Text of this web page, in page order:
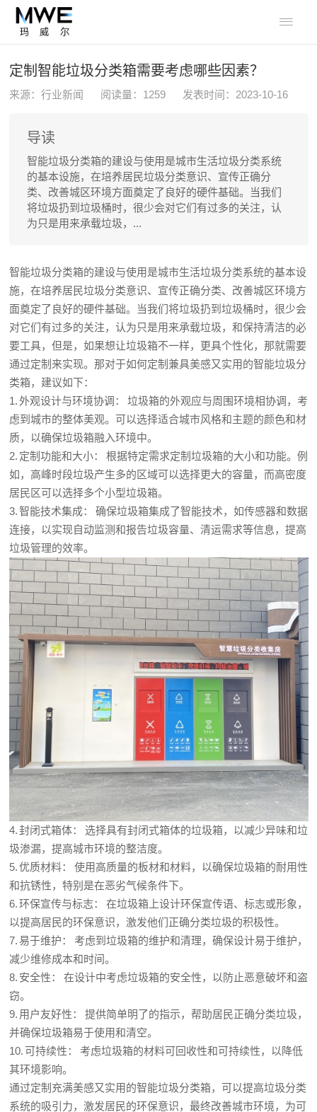

定制智能垃圾分类箱需要考虑哪些因素？
来源：行业新闻 阅读量： 1259 发表时间：2023-10-16
导读
智能垃圾分类箱的建设与使用是城市生活垃圾分类系统
的基本设施，在培养居民垃圾分类意识、宣传正确分
类、改善城区环境方面奠定了良好的硬件基础。当我们
将垃圾扔到垃圾桶时，很少会对它们有过多的关注，认
为只是用来承载垃圾，...
智能垃圾分类箱的建设与使用是城市生活垃圾分类系统的基本设
施，在培养居民垃圾分类意识、宣传正确分类、改善城区环境方
面奠定了良好的硬件基础。当我们将垃圾扔到垃圾桶时，很少会
对它们有过多的关注，认为只是用来承载垃圾，和保持清洁的必
要工具，但是，如果想让垃圾箱不一样，更具个性化，那就需要
通过定制来实现。那对于如何定制兼具美感又实用的智能垃圾分
类箱，建议如下：
1. 外观设计与环境协调： 垃圾箱的外观应与周围环境相协调，考
虑到城市的整体美观。可以选择适合城市风格和主题的颜色和材
质，以确保垃圾箱融入环境中。
2. 定制功能和大小： 根据特定需求定制垃圾箱的大小和功能。例
如，高峰时段垃圾产生多的区域可以选择更大的容量，而高密度
居民区可以选择多个小型垃圾箱。
3. 智能技术集成： 确保垃圾箱集成了智能技术，如传感器和数据
连接，以实现自动监测和报告垃圾容量、清运需求等信息，提高
垃圾管理的效率。
4. 封闭式箱体： 选择具有封闭式箱体的垃圾箱，以减少异味和垃
圾渗漏，提高城市环境的整洁度。
5. 优质材料： 使用高质量的板材和材料，以确保垃圾箱的耐用性
和抗锈性，特别是在恶劣气候条件下。
6. 环保宣传与标志： 在垃圾箱上设计环保宣传语、标志或形象，
以提高居民的环保意识，激发他们正确分类垃圾的积极性。
7. 易于维护： 考虑到垃圾箱的维护和清理，确保设计易于维护，
减少维修成本和时间。
8. 安全性： 在设计中考虑垃圾箱的安全性，以防止恶意破坏和盗
窃。
9. 用户友好性： 提供简单明了的指示，帮助居民正确分类垃圾，
并确保垃圾箱易于使用和清空。
10. 可持续性： 考虑垃圾箱的材料可回收性和可持续性，以降低
其环境影响。
通过定制充满美感又实用的智能垃圾分类箱，可以提高垃圾分类
系统的吸引力，激发居民的环保意识，最终改善城市环境，为可